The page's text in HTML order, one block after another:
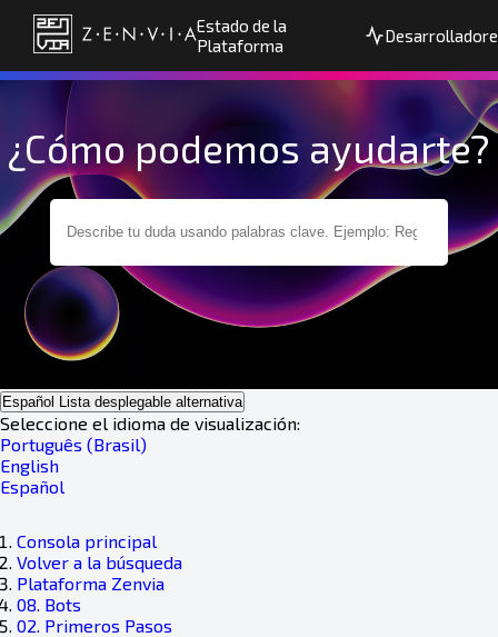
Estado de la
Plataforma
¿Cómo podemos ayudarte?
Español Lista desplegable alternativa
Seleccione el idioma de visualización:
Português (Brasil)
English
Español
Consola principal
Volver a la búsqueda
Plataforma Zenvia
08. Bots
02. Primeros Pasos